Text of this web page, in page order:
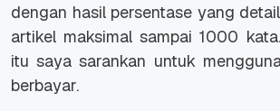
dengan hasil persentase yang
artikel maksimal sampai 1000
itu saya sarankan untuk
berbayar.